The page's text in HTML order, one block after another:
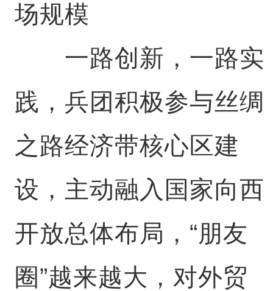
场规模
一路创新，一路实
践，兵团积极参与丝绸
之路经济带核心区建
设，主动融入国家向西
开放总体布局，“朋友
圈”越来越大，对外贸